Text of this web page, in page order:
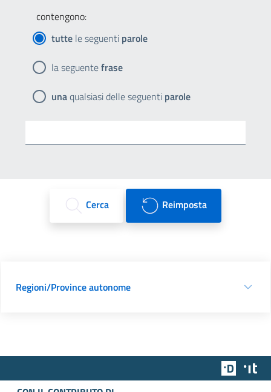
contengono:
tutte le seguenti parole
la seguentefrase
unaqualsiasi delle seguenti parole
Cerca Reimposta
Regioni/Province autonome
Team